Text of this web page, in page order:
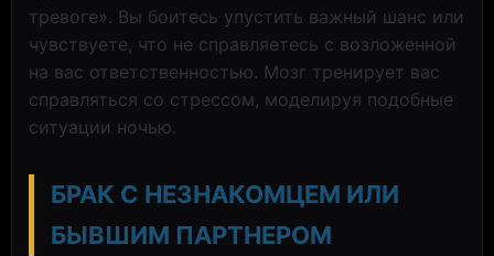
тревоге». Вы боитесь упустить важный шанс или
чувствуете, что не справляетесь с возложенной
на вас ответственностью. Мозг тренирует вас
справляться со стрессом, моделируя подобные
ситуации ночью.
БРАК С НЕЗНАКОМЦЕМ ИЛИ
БЫВШИМ ПАРТНЕРОМ